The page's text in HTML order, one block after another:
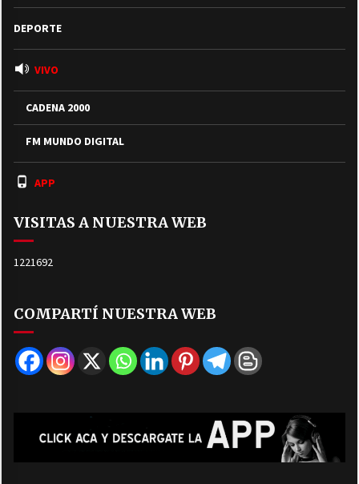
DEPORTE
VIVO
CADENA 2000
FM MUNDO DIGITAL
APP
VISITAS A NUESTRA WEB
1221692
COMPARTÍ NUESTRA WEB